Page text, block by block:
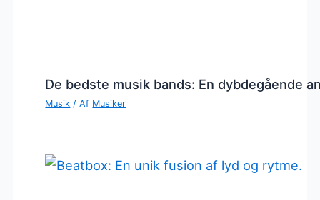
De bedste musik bands: En dybdegående
Musik / Af Musiker